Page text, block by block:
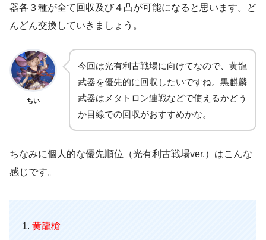
器各３種が全て回収及び４凸が可能になると思います。ど
んどん交換していきましょう。
ちい
今回は光有利古戦場に向けてなので、黄龍
武器を優先的に回収したいですね。黒麒麟
武器はメタトロン連戦などで使えるかどう
か目線での回収がおすすめかな。
ちなみに個人的な優先順位（光有利古戦場ver.）はこんな
感じです。
黄龍槍